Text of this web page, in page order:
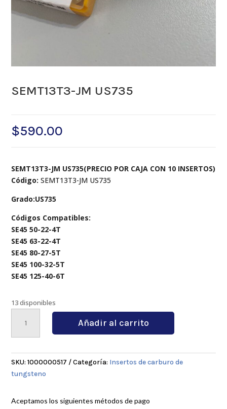
SEMT13T3-JM US735
$590.00
SEMT13T3-JM US735(PRECIO POR CAJA CON 10 INSERTOS)
Código: SEMT13T3-JM US735
Grado:US735
Códigos Compatibles:
SE45 50-22-4T
SE45 63-22-4T
SE45 80-27-5T
SE45 100-32-5T
SE45 125-40-6T
13 disponibles
US735
Añadir al carrito
SKU:1000000517 Categoría: Insertos de carburo de
tungsteno
Aceptamos los siguientes métodos de pago